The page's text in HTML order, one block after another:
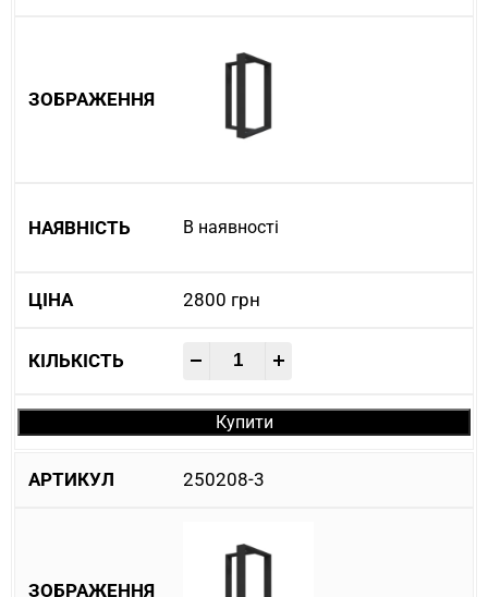
В наявності
2800 грн
Купити
250208-3